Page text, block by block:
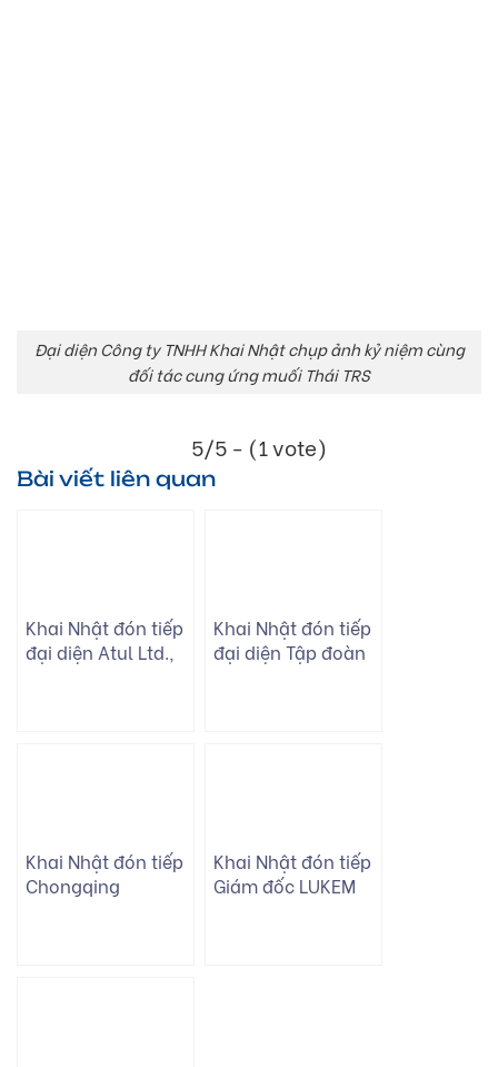
Đại diện Công ty TNHH Khai Nhật chụp ảnh kỷ niệm cùng
đối tác cung ứng muối Thái TRS
5/5 - (1 vote)
Bài viết liên quan
Khai Nhật đón tiếp
đại diện Atul Ltd.,
Khai Nhật đón tiếp
đại diện Tập đoàn
Khai Nhật đón tiếp
Chongqing
Khai Nhật đón tiếp
Giám đốc LUKEM